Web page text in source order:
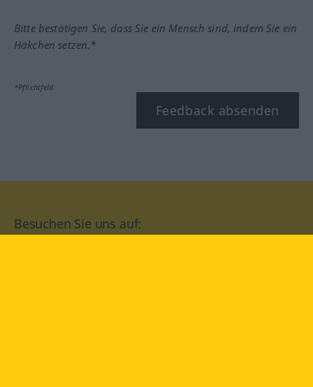
Bitte bestätigen Sie, dass Sie ein Mensch sind, indem Sie ein
Häkchen setzen.*
*Pflichtfeld
Feedback absenden
Besuchen Sie uns auf: